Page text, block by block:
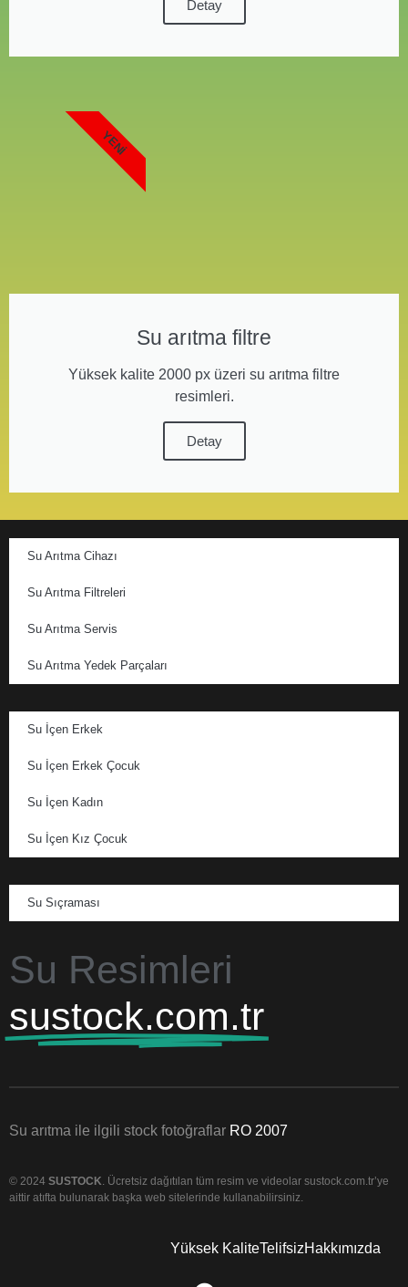
Detay
Su arıtma filtre
Yüksek kalite 2000 px üzeri su arıtma filtre
resimleri.
Detay
YENI
Su Arıtma Cihazı
Su Arıtma Filtreleri
Su Arıtma Servis
Su Arıtma Yedek Parçaları
Su İçen Erkek
Su İçen Erkek Çocuk
Su İçen Kadın
Su İçen Kız Çocuk
Su Sıçraması
Su Resimleri
sustock.com.tr
Su arıtma ile ilgili stock fotoğraflar RO 2007
© 2024 SUSTOCK. Ücretsiz dağıtılan tüm resim ve videolar sustock.com.tr’ye
aittir atıfta bulunarak başka web sitelerinde kullanabilirsiniz.
Yüksek KaliteTelifsizHakkımızda